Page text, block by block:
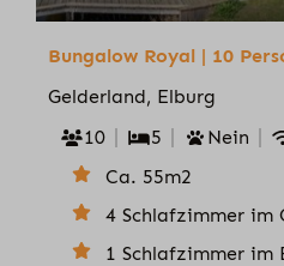
Bungalow Royal | 10
Gelderland, Elburg
10
5 Nein
Ca. 55m2
4 Schlafzimmer im
1 Schlafzimmer im